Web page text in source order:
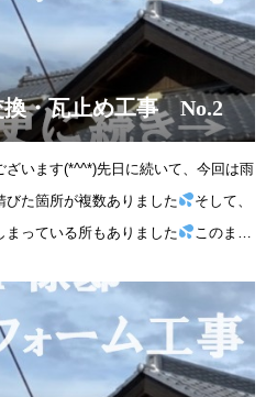
換・瓦止め工事 No.2
います(*^^*)先日に続いて、今回は雨
た箇所が複数ありました
そして、
まっている所もありました
このまま